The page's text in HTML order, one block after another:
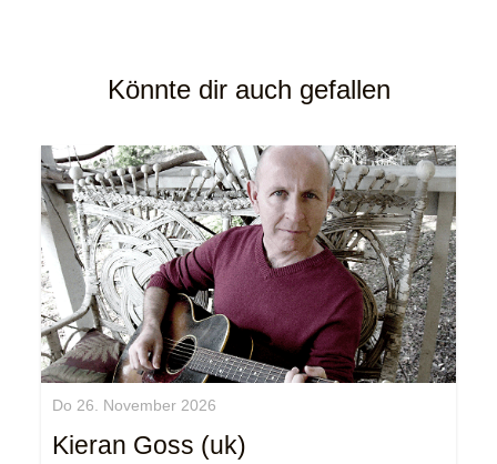
Könnte dir auch gefallen
Do 26. November 2026
Kieran Goss (uk)